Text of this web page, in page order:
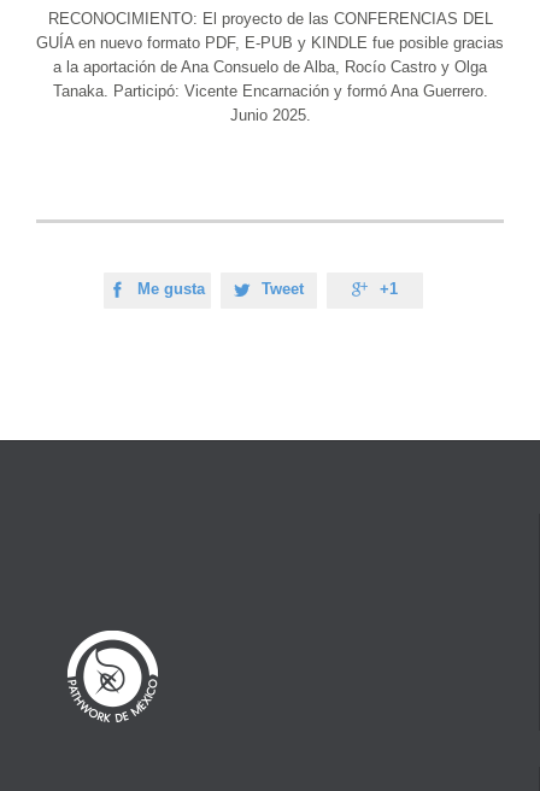
RECONOCIMIENTO: El proyecto de las CONFERENCIAS DEL
GUÍA en nuevo formato PDF, E-PUB y KINDLE fue posible gracias
a la aportación de Ana Consuelo de Alba, Rocío Castro y Olga
Tanaka. Participó: Vicente Encarnación y formó Ana Guerrero.
Junio 2025.
 Me gusta  Tweet  +1